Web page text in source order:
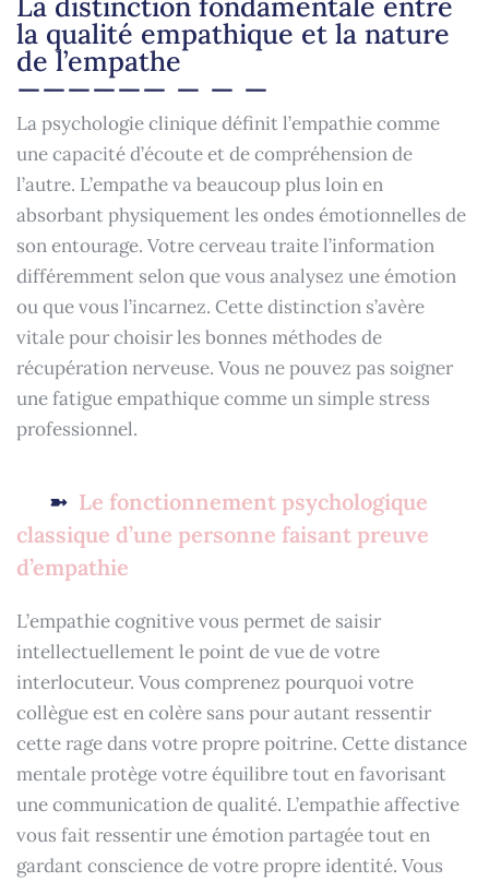
la qualité empathique et la nature
de l’empathe
La psychologie clinique définit l’empathie comme
une capacité d’écoute et de compréhension de
l’autre. L’empathe va beaucoup plus loin en
absorbant physiquement les ondes émotionnelles de
son entourage. Votre cerveau traite l’information
différemment selon que vous analysez une émotion
ou que vous l’incarnez. Cette distinction s’avère
vitale pour choisir les bonnes méthodes de
récupération nerveuse. Vous ne pouvez pas soigner
une fatigue empathique comme un simple stress
professionnel.
Le fonctionnement psychologique
classique d’une personne faisant preuve
d’empathie
L’empathie cognitive vous permet de saisir
intellectuellement le point de vue de votre
interlocuteur. Vous comprenez pourquoi votre
collègue est en colère sans pour autant ressentir
cette rage dans votre propre poitrine. Cette distance
mentale protège votre équilibre tout en favorisant
une communication de qualité. L’empathie affective
vous fait ressentir une émotion partagée tout en
gardant conscience de votre propre identité. Vous